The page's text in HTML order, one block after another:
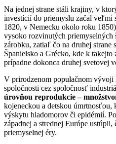
Na jednej strane stáli krajiny, v
investícií do priemyslu začal veľmi
1820, v Nemecku okolo roku
vysoko rozvinutých priemyselných
zárobku, zatiaľ čo na druhej strane
Španielsko a Grécko, kde k takejto
prípadne dokonca druhej svetovej
V prirodzenom populačnom vývoji
spoločnosti cez spoločnosť
úrovňou reprodukcie –
kojeneckou a detskou úmrtnosťou,
výskytu hladomorov či epidémií.
západnej a strednej Európe
priemyselnej éry.